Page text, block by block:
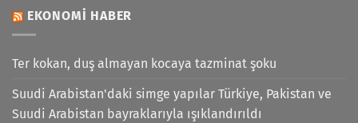
EKONOMI HABER
Ter kokan, duş almayan kocaya tazminat şoku
Suudi Arabistan'daki simge yapılar Türkiye, Pakistan ve
Suudi Arabistan bayraklarıyla ışıklandırıldı